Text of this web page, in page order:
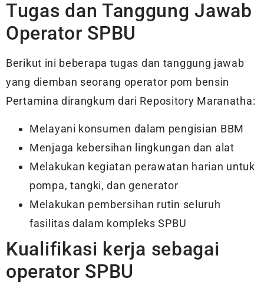
Tugas dan Tanggung Jawab
Operator SPBU
Berikut ini beberapa tugas dan tanggung jawab
yang diemban seorang operator pom bensin
Pertamina dirangkum dari Repository Maranatha:
Melayani konsumen dalam pengisian BBM
Menjaga kebersihan lingkungan dan alat
Melakukan kegiatan perawatan harian untuk
pompa, tangki, dan generator
Melakukan pembersihan rutin seluruh
fasilitas dalam kompleks SPBU
Kualifikasi kerja sebagai
operator SPBU